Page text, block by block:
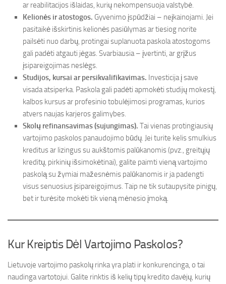
ar reabilitacijos išlaidas, kurių nekompensuoja valstybė.
Kelionės ir atostogos. Gyvenimo įspūdžiai – neįkainojami. Jei
pasitaikė išskirtinis kelionės pasiūlymas ar tiesiog norite
pailsėti nuo darbų, protingai suplanuota paskola atostogoms
gali padėti atgauti jėgas. Svarbiausia – įvertinti, ar grįžus
įsipareigojimas neslėgs.
Studijos, kursai ar persikvalifikavimas. Investicija į save
visada atsiperka. Paskola gali padėti apmokėti studijų mokestį,
kalbos kursus ar profesinio tobulėjimosi programas, kurios
atvers naujas karjeros galimybes.
Skolų refinansavimas (sujungimas). Tai vienas protingiausių
vartojimo paskolos panaudojimo būdų. Jei turite kelis smulkius
kreditus ar lizingus su aukštomis palūkanomis (pvz., greitųjų
kreditų, pirkinių išsimokėtinai), galite paimti vieną vartojimo
paskolą su žymiai mažesnėmis palūkanomis ir ja padengti
visus senuosius įsipareigojimus. Taip ne tik sutaupysite pinigų,
bet ir turėsite mokėti tik vieną mėnesio įmoką.
Kur Kreiptis Dėl Vartojimo Paskolos?
Lietuvoje vartojimo paskolų rinka yra plati ir konkurencinga, o tai
naudinga vartotojui. Galite rinktis iš kelių tipų kredito davėjų, kurių